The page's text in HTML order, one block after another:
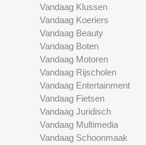
Vandaag Klussen
Vandaag Koeriers
Vandaag Beauty
Vandaag Boten
Vandaag Motoren
Vandaag Rijscholen
Vandaag Entertainment
Vandaag Fietsen
Vandaag Juridisch
Vandaag Multimedia
Vandaag Schoonmaak